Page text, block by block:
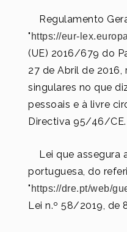
Regulamento
" https://eur-
(UE) 2016/679 do
27 de Abril de
singulares no que
pessoais e à livre
Directiva 95/46/CE.
Lei que assegura
portuguesa, do
" https://dre.pt/web/
Lei n.º 58/2019, de